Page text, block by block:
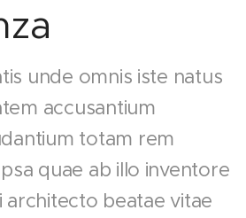
unde omnis iste natus
accusantium
totam rem
quae ab illo inventore
architecto beatae vitae